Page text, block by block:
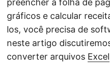
preencher a folha de
gráficos e calcular
los, você precisa de
neste artigo
converter arquivos Excel